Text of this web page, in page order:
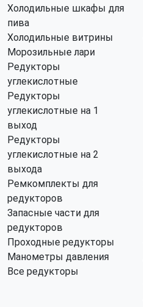
Холодильные шкафы для
пива
Холодильные витрины
Морозильные лари
Редукторы
углекислотные
Редукторы
углекислотные на 1
выход
Редукторы
углекислотные на 2
выхода
Ремкомплекты для
редукторов
Запасные части для
редукторов
Проходные редукторы
Манометры давления
Все редукторы